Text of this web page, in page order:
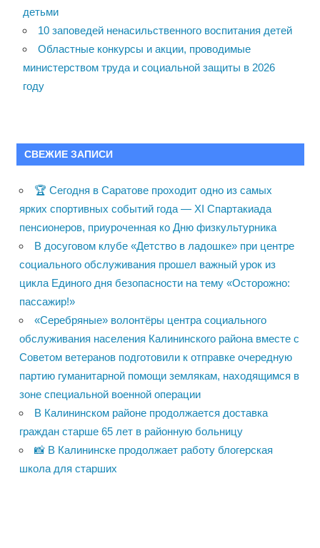
детьми
10 заповедей ненасильственного воспитания детей
Областные конкурсы и акции, проводимые
министерством труда и социальной защиты в 2026
году
СВЕЖИЕ ЗАПИСИ
🏆 Сегодня в Саратове проходит одно из самых
ярких спортивных событий года — XI Спартакиада
пенсионеров, приуроченная ко Дню физкультурника
В досуговом клубе «Детство в ладошке» при центре
социального обслуживания прошел важный урок из
цикла Единого дня безопасности на тему «Осторожно:
пассажир!»
«Серебряные» волонтёры центра социального
обслуживания населения Калининского района вместе с
Советом ветеранов подготовили к отправке очередную
партию гуманитарной помощи землякам, находящимся в
зоне специальной военной операции
В Калининском районе продолжается доставка
граждан старше 65 лет в районную больницу
📸 В Калининске продолжает работу блогерская
школа для старших